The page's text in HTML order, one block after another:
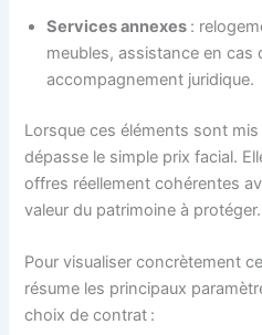
Services annexes :
meubles, assistance en cas
accompagnement juridique.
Lorsque ces éléments sont
dépasse le simple prix facial.
offres réellement cohérentes
valeur du patrimoine à protéger.
Pour visualiser concrètement
résume les principaux
choix de contrat :